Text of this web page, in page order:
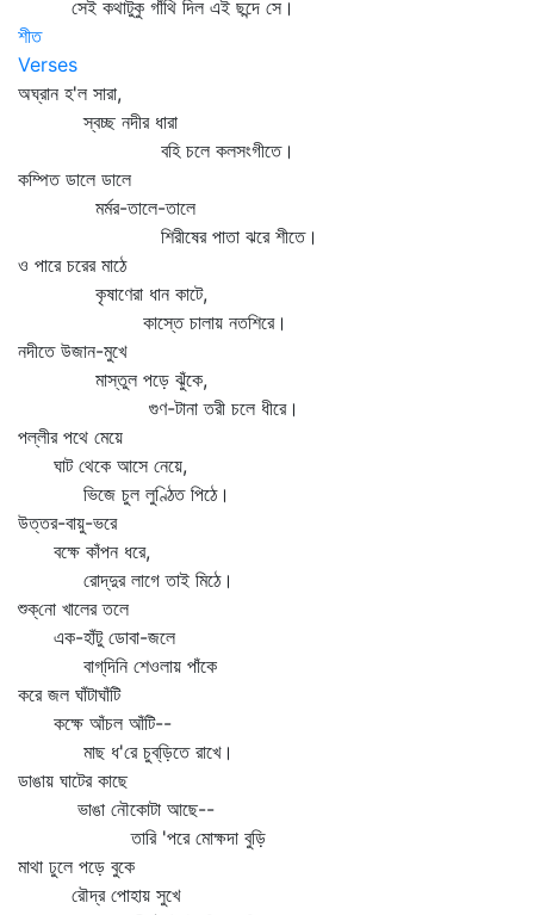
সেই কথাটুকু গাঁথি দিল এই ছন্দে সে।
শীত
Verses
অঘ্রান হ'ল সারা,
স্বচ্ছ নদীর ধারা
বহি চলে কলসংগীতে।
কম্পিত ডালে ডালে
মর্মর-তালে-তালে
শিরীষের পাতা ঝরে শীতে।
ও পারে চরের মাঠে
কৃষাণেরা ধান কাটে,
কাস্তে চালায় নতশিরে।
নদীতে উজান-মুখে
মাস্তুল পড়ে ঝুঁকে,
গুণ-টানা তরী চলে ধীরে।
পল্লীর পথে মেয়ে
ঘাট থেকে আসে নেয়ে,
ভিজে চুল লুণ্ঠিত পিঠে।
উত্তর-বায়ু-ভরে
বক্ষে কাঁপন ধরে,
রোদ্‌দুর লাগে তাই মিঠে।
শুক্‌নো খালের তলে
এক-হাঁটু ডোবা-জলে
বাগ্‌দিনি শেওলায় পাঁকে
করে জল ঘাঁটাঘাঁটি
কক্ষে আঁচল আঁটি--
মাছ ধ'রে চুব্‌ড়িতে রাখে।
ডাঙায় ঘাটের কাছে
ভাঙা নৌকোটা আছে--
তারি 'পরে মোক্ষদা বুড়ি
মাথা ঢুলে পড়ে বুকে
রৌদ্র পোহায় সুখে